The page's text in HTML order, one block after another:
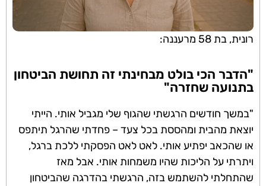
רונית, בת 58 מרעננה:
"הדבר הכי בולט מבחינתי זה תחושת הביטחון
בתנועה שחזרה"
"במשך חודשים הרגשתי שהגוף שלי מגביל אותי. הייתי
יוצאת מהבית ומהססת בכל צעד – פחדתי שהרגל תיתפס
או שהכאב יפתיע אותי. לאט לאט הפסקתי ללכת ברגל,
ויתרתי על הליכות שהיו משמחות אותי. אבל מאז
שהתחלתי להשתמש בזה, הרגשתי בהדרגה שהביטחון